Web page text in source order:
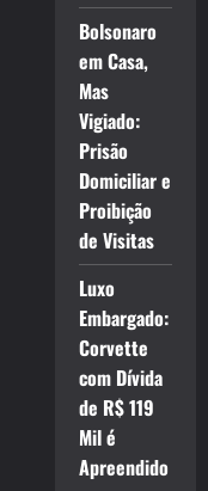
Bolsonaro
em Casa,
Mas
Vigiado:
Prisão
Domiciliar e
Proibição
de Visitas
Luxo
Embargado:
Corvette
com Dívida
de R$ 119
Mil é
Apreendido